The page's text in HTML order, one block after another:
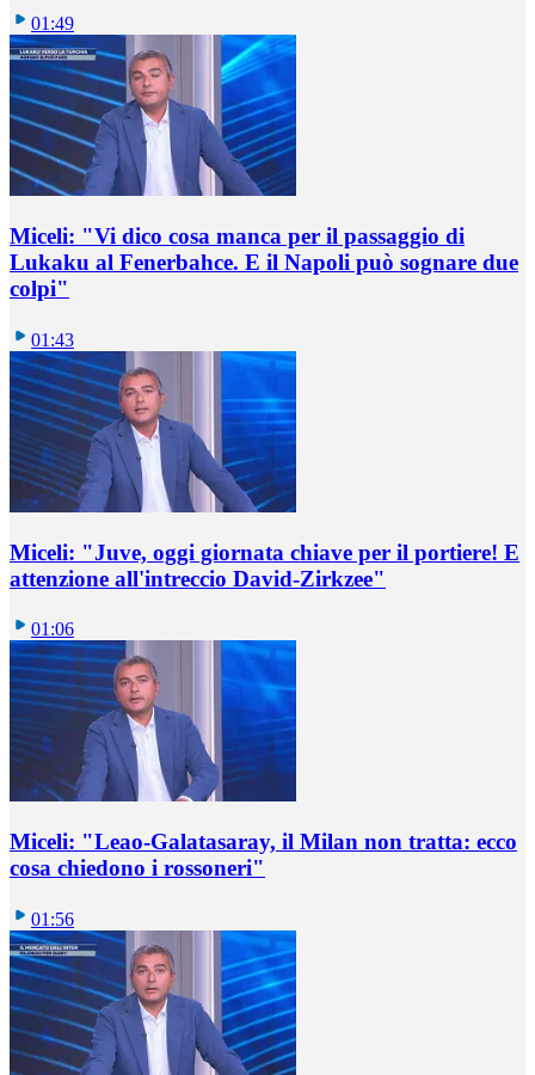
01:49
Miceli: "Vi dico cosa manca per il passaggio di
Lukaku al Fenerbahce. E il Napoli può sognare due
colpi"
01:43
Miceli: "Juve, oggi giornata chiave per il portiere! E
attenzione all'intreccio David-Zirkzee"
01:06
Miceli: "Leao-Galatasaray, il Milan non tratta: ecco
cosa chiedono i rossoneri"
01:56